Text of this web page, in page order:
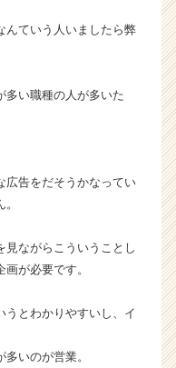
んていう人いましたら弊
多い職種の人が多いた
広告をだそうかなってい
見ながらこういうことし
が必要です。
うとわかりやすいし、イ
いのが営業。